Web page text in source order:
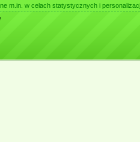
m.in. w celach statystycznych i